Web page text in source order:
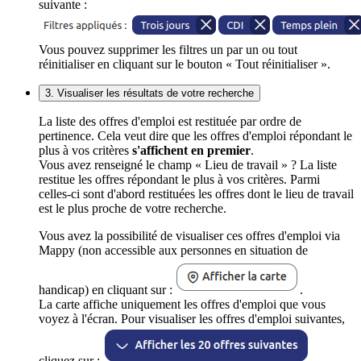
suivante :
Vous pouvez supprimer les filtres un par un ou tout
réinitialiser en cliquant sur le bouton « Tout réinitialiser ».
3. Visualiser les résultats de votre recherche
La liste des offres d'emploi est restituée par ordre de
pertinence. Cela veut dire que les offres d'emploi répondant le
plus à vos critères s'affichent en premier.
Vous avez renseigné le champ « Lieu de travail » ? La liste
restitue les offres répondant le plus à vos critères. Parmi
celles-ci sont d'abord restituées les offres dont le lieu de travail
est le plus proche de votre recherche.
Vous avez la possibilité de visualiser ces offres d'emploi via
Mappy (non accessible aux personnes en situation de
handicap) en cliquant sur :
.
La carte affiche uniquement les offres d'emploi que vous
voyez à l'écran. Pour visualiser les offres d'emploi suivantes,